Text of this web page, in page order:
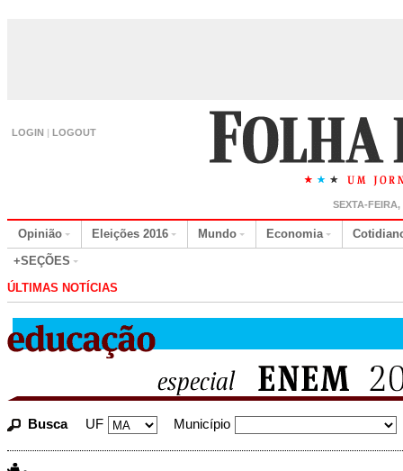
LOGIN | LOGOUT
SEXTA-
Opinião Eleições 2016 Mundo Economia
+SEÇÕES
ÚLTIMAS NOTÍCIAS
Busca UF Município